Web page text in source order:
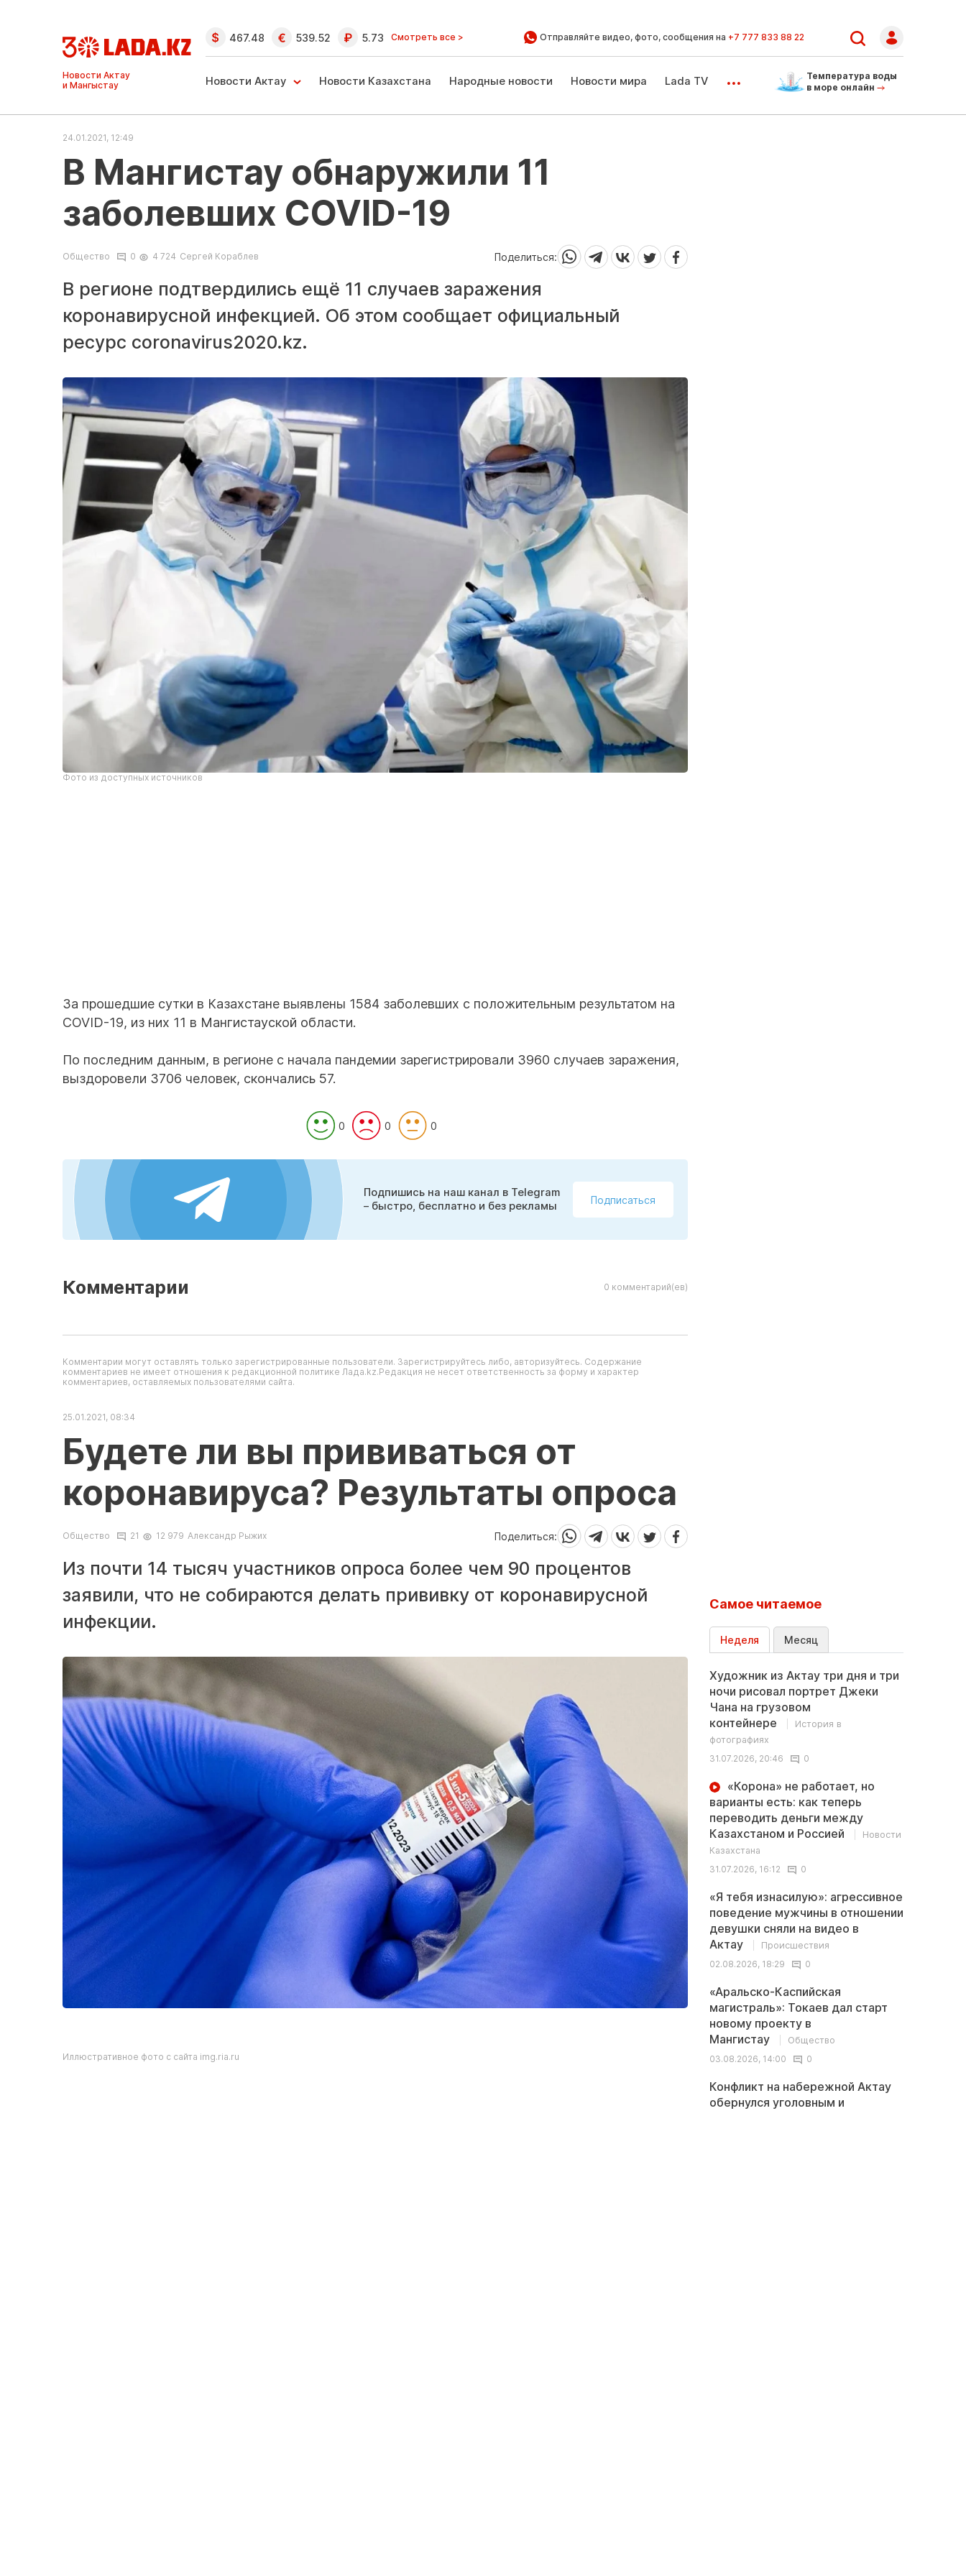
Ақтау және
Манғыстау
жаңалықтары
467.48 539.52 5.73 Смотреть все > Отправляйте видео, фото, сообщения на +7 777 833 88 22
Новости Актау Новости Казахстана Народные новости Новости мира Lada TV ...
Температура воды
в море онлайн
24.01.2021, 12:49
В Мангистау обнаружили 11
заболевших COVID-19
Общество 0 4 724 Сергей Кораблев Поделиться:
В регионе подтвердились ещё 11 случаев заражения
коронавирусной инфекцией. Об этом сообщает официальный
ресурс coronavirus2020.kz.
Фото из доступных источников
За прошедшие сутки в Казахстане выявлены 1584 заболевших с положительным результатом на
COVID-19, из них 11 в Мангистауской области.
По последним данным, в регионе с начала пандемии зарегистрировали 3960 случаев заражения,
выздоровели 3706 человек, скончались 57.
0 0 0
Подпишись на наш канал в Telegram
– быстро, бесплатно и без рекламы
Подписаться
Комментарии 0 комментарий(ев)
Комментарии могут оставлять только зарегистрированные пользователи. Зарегистрируйтесь либо, авторизуйтесь. Содержание
комментариев не имеет отношения к редакционной политике Лада.kz.Редакция не несет ответственность за форму и характер
комментариев, оставляемых пользователями сайта.
25.01.2021, 08:34
Будете ли вы прививаться от
коронавируса? Результаты опроса
Общество 21 12 979 Александр Рыжих Поделиться:
Из почти 14 тысяч участников опроса более чем 90 процентов
заявили, что не собираются делать прививку от коронавирусной
инфекции.
Иллюстративное фото с сайта img.ria.ru
Самое читаемое
Неделя Месяц
Художник из Актау три дня и три
ночи рисовал портрет Джеки
Чана на грузовом
контейнере
История в
фотографиях
31.07.2026, 20:46
0
«Корона» не работает, но
варианты есть: как теперь
переводить деньги между
Казахстаном и Россией
Новости
Казахстана
31.07.2026, 16:12
0
«Я тебя изнасилую»: агрессивное
поведение мужчины в отношении
девушки сняли на видео в
Актау
Происшествия
02.08.2026, 18:29
0
«Аральско-Каспийская
магистраль»: Токаев дал старт
новому проекту в
Мангистау
Общество
03.08.2026, 14:00
0
Конфликт на набережной Актау
обернулся уголовным и